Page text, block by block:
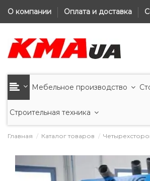
О компании Оплата и доставка
Мебельное производство
Строительная техника
Главная Каталог товаров